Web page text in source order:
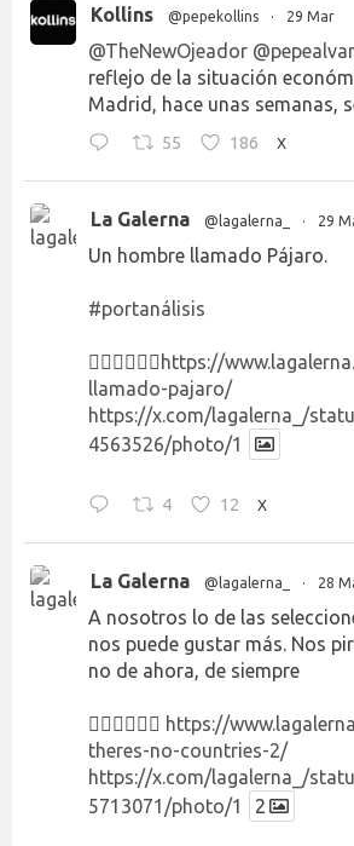
Kollins @pepekollins · 29 Mar
@TheNewOjeador
reflejo de la situación
Madrid, hace unas semanas,
55 186 X
La Galerna @lagalerna_ · 29
Un hombre llamado Pájaro.
#portanálisis
👉🏻👉🏻👉🏻 https://
llamado-pajaro/
https://x.com/lagalerna_/
4563526/photo/1
4 12 X
La Galerna @lagalerna_ · 28
A nosotros lo de las
nos puede gustar más. Nos
no de ahora, de siempre
👉🏻👉🏻👉🏻 https://
theres-no-countries-2/
https://x.com/lagalerna_/
5713071/photo/1
2